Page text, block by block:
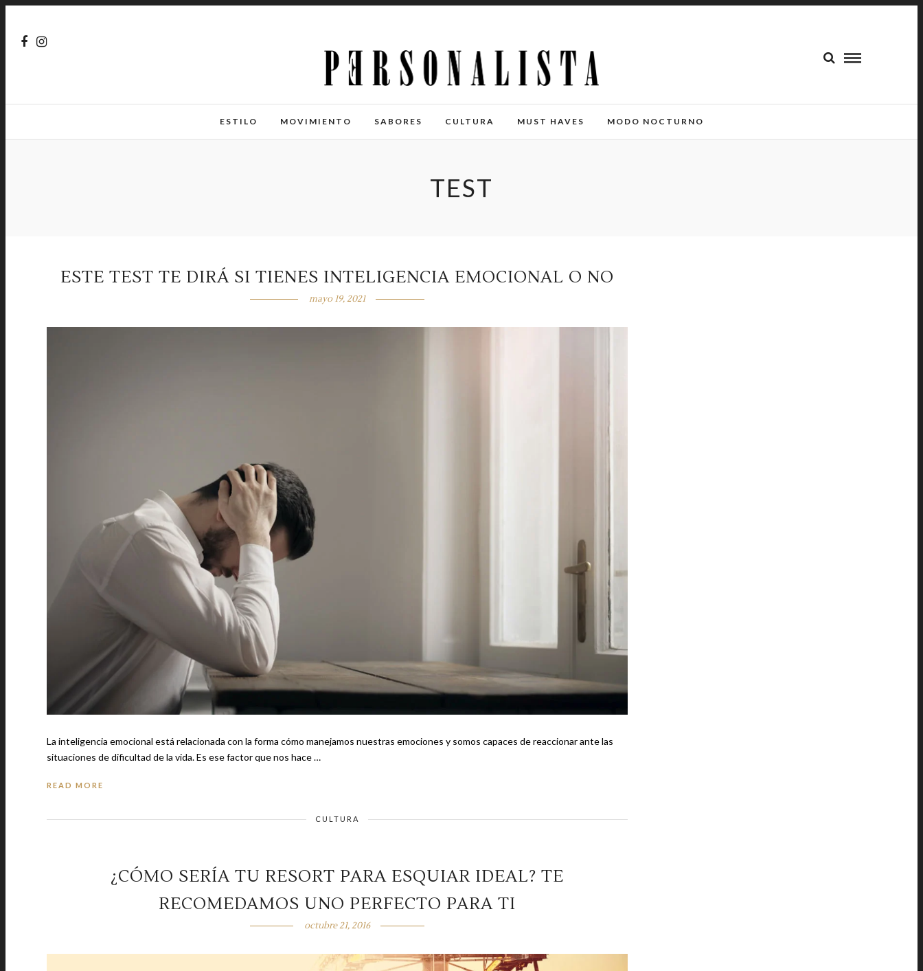
ESTILO MOVIMIENTO SABORES CULTURA MUST HAVES MODO NOCTURNO
TEST
ESTE TEST TE DIRÁ SI TIENES INTELIGENCIA EMOCIONAL O NO
mayo 19, 2021
La inteligencia emocional está relacionada con la forma cómo manejamos nuestras emociones y somos capaces de reaccionar ante las
situaciones de dificultad de la vida. Es ese factor que nos hace …
READ MORE
CULTURA
¿CÓMO SERÍA TU RESORT PARA ESQUIAR IDEAL? TE
RECOMEDAMOS UNO PERFECTO PARA TI
octubre 21, 2016